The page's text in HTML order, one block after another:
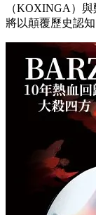
（KOXINGA）
將以顛覆歷史認